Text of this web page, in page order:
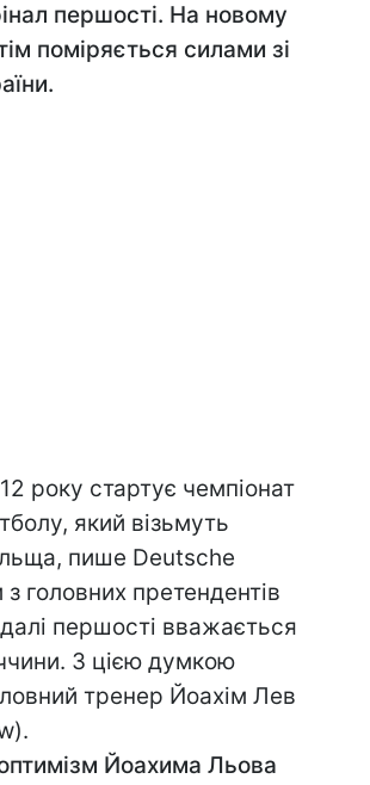
першості. На новому
поміряється силами зі
року стартує чемпіонат
який візьмуть
пише Deutsche
головних претендентів
першості вважається
З цією думкою
тренер Йоахім Лев
Йоахима Льова